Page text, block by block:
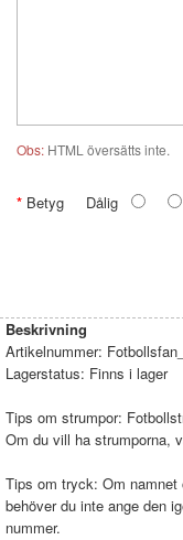
Obs: HTML översätts inte.
Betyg Dålig
Beskrivning
Artikelnummer:
Lagerstatus: Finns i lager
Tips om strumpor:
Om du vill ha strumporna,
Tips om tryck: Om
behöver du inte ange den
nummer.